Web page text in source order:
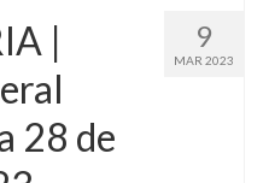
9
MAR 2023
|
28 de